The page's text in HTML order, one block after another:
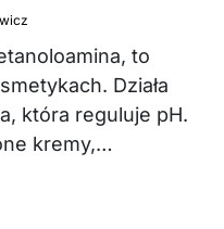
to
Działa
która reguluje pH.
kremy,…